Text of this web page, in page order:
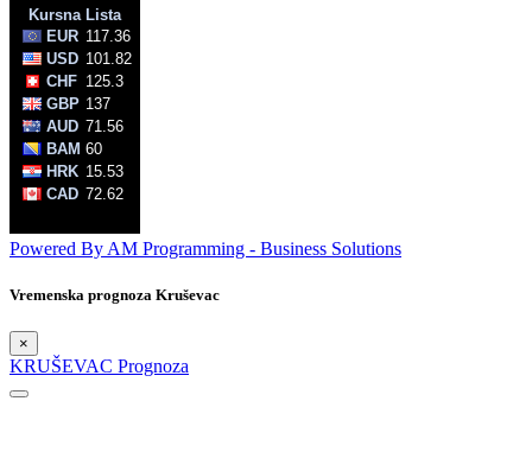
Powered By AM Programming - Business Solutions
Vremenska prognoza Kruševac
×
KRUŠEVAC Prognoza